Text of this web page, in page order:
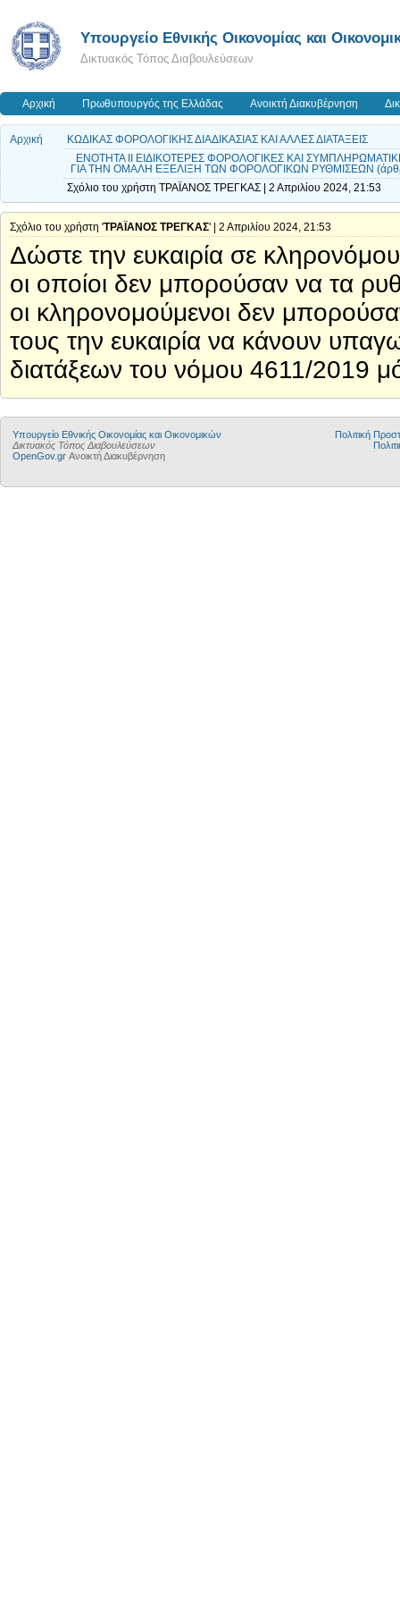
Υπουργείο Εθνικής Οικονομίας και
Δικτυακός Τόπος Διαβουλεύσεων
Αρχική Πρωθυπουργός της Ελλάδας Ανοικτή Διακυβέρνηση
Αρχική
ΚΩΔΙΚΑΣ ΦΟΡΟΛΟΓΙΚΗΣ ΔΙΑΔΙΚΑΣΙΑΣ ΚΑΙ ΑΛΛΕΣ ΔΙΑΤΑΞΕΙΣ
ΕΝΟΤΗΤΑ ΙΙ ΕΙΔΙΚΟΤΕΡΕΣ ΦΟΡΟΛΟΓΙΚΕΣ ΚΑΙ
ΓΙΑ ΤΗΝ ΟΜΑΛΗ ΕΞΕΛΙΞΗ ΤΩΝ ΦΟΡΟΛΟΓΙΚΩΝ ΡΥΘΜΙΣΕΩΝ
Σχόλιο του χρήστη ΤΡΑΪΑΝΟΣ ΤΡΕΓΚΑΣ | 2 Απριλίου 2024, 21:53
Σχόλιο του χρήστη 'ΤΡΑΪΑΝΟΣ ΤΡΕΓΚΑΣ' | 2 Απριλίου 2024, 21:53
Δώστε την ευκαιρία σε
οι οποίοι δεν μπορούσαν να τα
οι κληρονομούμενοι δεν
τους την ευκαιρία να κάνουν
διατάξεων του νόμου 4611/2019
Υπουργείο Εθνικής Οικονομίας και Οικονομικών
Δικτυακός Τόπος Διαβουλεύσεων
OpenGov.gr Ανοικτή Διακυβέρνηση
Πολιτική